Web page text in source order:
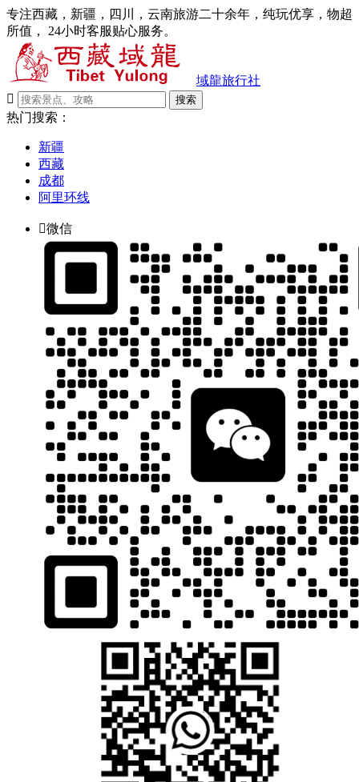
专注西藏，新疆，四川，云南旅游二十余年，纯玩优享，物超
所值， 24小时客服贴心服务。
域龍旅行社

搜索
热门搜索：
新疆
西藏
成都
阿里环线
微信